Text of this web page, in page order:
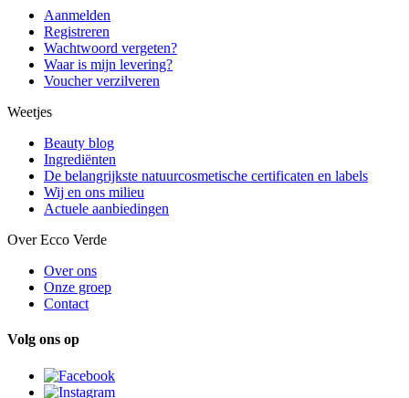
Aanmelden
Registreren
Wachtwoord vergeten?
Waar is mijn levering?
Voucher verzilveren
Weetjes
Beauty blog
Ingrediënten
De belangrijkste natuurcosmetische certificaten en labels
Wij en ons milieu
Actuele aanbiedingen
Over Ecco Verde
Over ons
Onze groep
Contact
Volg ons op